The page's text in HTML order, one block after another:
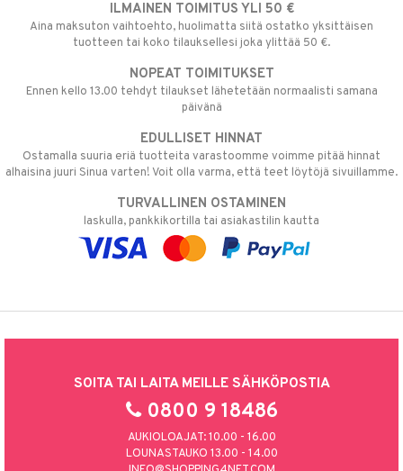
ILMAINEN TOIMITUS YLI 50 €
Aina maksuton vaihtoehto, huolimatta siitä ostatko yksittäisen
tuotteen tai koko tilauksellesi joka ylittää 50 €.
NOPEAT TOIMITUKSET
Ennen kello 13.00 tehdyt tilaukset lähetetään normaalisti samana
päivänä
EDULLISET HINNAT
Ostamalla suuria eriä tuotteita varastoomme voimme pitää hinnat
alhaisina juuri Sinua varten! Voit olla varma, että teet löytöjä sivuillamme.
TURVALLINEN OSTAMINEN
laskulla, pankkikortilla tai asiakastilin kautta
SOITA TAI LAITA MEILLE SÄHKÖPOSTIA
0800 9 18486
AUKIOLOAJAT: 10.00 - 16.00
LOUNASTAUKO 13.00 - 14.00